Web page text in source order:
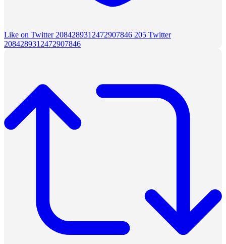
Like on Twitter 2084289312472907846 205 Twitter
2084289312472907846